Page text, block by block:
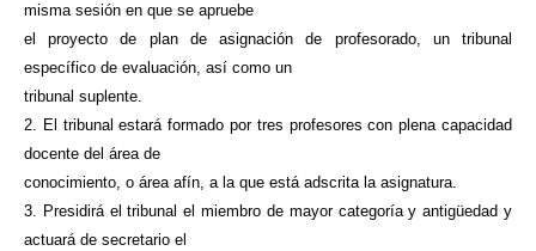
misma sesión en que se apruebe
el proyecto de plan de asignación de profesorado, un tribunal
específico de evaluación, así como un
tribunal suplente.
2. El tribunal estará formado por tres profesores con plena capacidad
docente del área de
conocimiento, o área afín, a la que está adscrita la asignatura.
3. Presidirá el tribunal el miembro de mayor categoría y antigüedad y
actuará de secretario el